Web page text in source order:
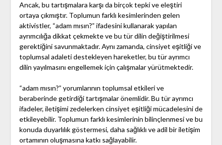
Ancak, bu tartışmalara karşı da birçok tepki ve eleştiri
ortaya çıkmıştır. Toplumun farklı kesimlerinden gelen
aktivistler, “adam mısın?” ifadesini kullanarak yapılan
ayrımcılığa dikkat çekmekte ve bu tür dilin değiştirilmesi
gerektiğini savunmaktadır. Aynı zamanda, cinsiyet eşitliği ve
toplumsal adaleti destekleyen hareketler, bu tür ayrımcı
dilin yayılmasını engellemek için çalışmalar yürütmektedir.
“adam mısın?” yorumlarının toplumsal etkileri ve
beraberinde getirdiği tartışmalar önemlidir. Bu tür ayrımcı
ifadeler, iletişimi zedelerken cinsiyet eşitliği mücadelesini de
etkileyebilir. Toplumun farklı kesimlerinin bilinçlenmesi ve bu
konuda duyarlılık göstermesi, daha sağlıklı ve adil bir iletişim
ortamının oluşmasına katkı sağlayabilir.